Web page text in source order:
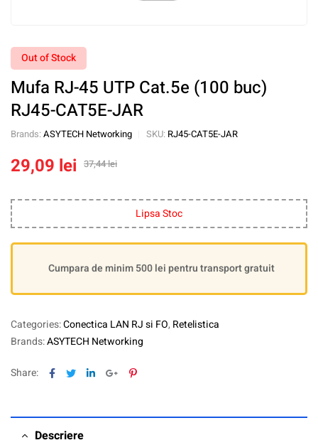
Out of Stock
Mufa RJ-45 UTP Cat.5e (100 buc)
RJ45-CAT5E-JAR
Brands: ASYTECH Networking SKU: RJ45-CAT5E-JAR
37,44lei
29,09 lei
Lipsa Stoc
Cumpara de minim 500 lei pentru transport gratuit
Categories:Conectica LAN RJ si FO, Retelistica
Brands:ASYTECH Networking
Share: Facebook
TwitterLinkedinGoogle+Pinterest
Descriere